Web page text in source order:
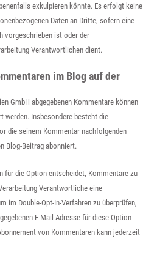
exkulpieren könnte. Es erfolgt keine
Daten an Dritte, sofern eine
vorgeschrieben ist oder der
Verantwortlichen dient.
im Blog auf der
GmbH abgegebenen Kommentare können
werden. Insbesondere besteht die
die seinem Kommentar nachfolgenden
Blog-Beitrag abonniert.
für die Option entscheidet, Kommentare zu
Verantwortliche eine
im Double-Opt-In-Verfahren zu überprüfen,
E-Mail-Adresse für diese Option
von Kommentaren kann jederzeit